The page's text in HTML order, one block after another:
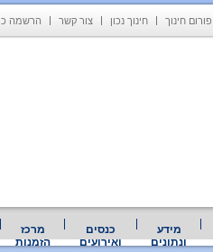
פורום חינוך חינוך נכון צור קשר הרשמה
מידע
ונתונים
כנסים
ואירועים
מרכז
הזמנות